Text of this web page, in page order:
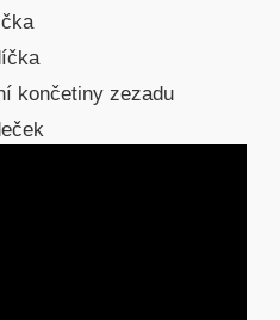
končetiny zezadu